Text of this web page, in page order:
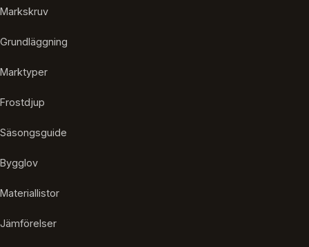
Markskruv
Grundläggning
Marktyper
Frostdjup
Säsongsguide
Bygglov
Materiallistor
Jämförelser